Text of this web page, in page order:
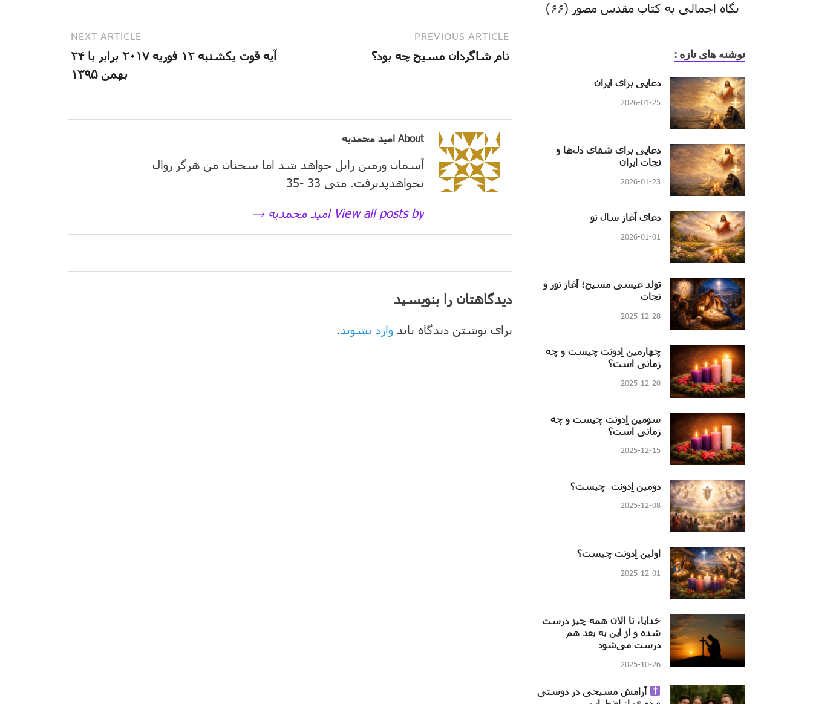
PREVIOUS ARTICLE
نام شاگردان مسیح چه بود؟
NEXT ARTICLE
آیه قوت یکشنبه ۱۲ فوریه ۲۰۱۷ برابر با ۲۴
بهمن ۱۳۹۵
About امید محمدیه
آسمان وزمین زايل خواهد شد اما سخنان من هرگز زوال
نخواهدپذیرفت. متی 33 -35
View all posts by امید محمدیه →
دیدگاهتان را بنویسید
برای نوشتن دیدگاه باید وارد بشوید.
نگاه اجمالی به کتاب مقدس مصور (۶۶)
نوشنه های تازه :
دعایی برای ایران
2026-01-25
دعایی برای شفای دل‌ها و
نجات ایران
2026-01-23
دعای آغاز سال نو
2026-01-01
تولد عیسی مسیح؛ آغاز نور و
نجات
2025-12-28
چهارمین اِدونت چیست و چه
زمانی است؟
2025-12-20
سومین اِدونت چیست و چه
زمانی است؟
2025-12-15
دومین اِدونت چیست؟
2025-12-08
اولین اِدونت چیست؟
2025-12-01
خدایا، تا الان همه چیز درست
شده و از این به بعد هم
درست می‌شود
2025-10-26
آرامش مسیحی در دوستی